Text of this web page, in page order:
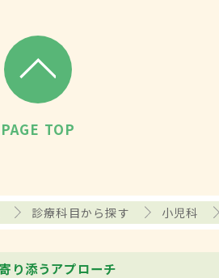
PAGE TOP
診療科目から探す 小児科
り添うアプローチ